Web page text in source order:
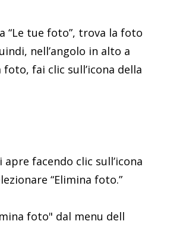
“Le tue foto”, trova la foto
nell’angolo in alto a
fai clic sull’icona della
apre facendo clic sull’icona
“Elimina foto.”